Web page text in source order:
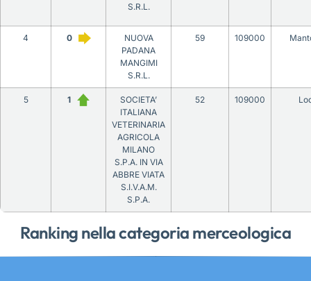
Ranking nella categoria merceologica
S.R.L.
4 0
NUOVA
PADANA
MANGIMI
S.R.L.
59 109000
5 1
SOCIETA’
ITALIANA
VETERINARIA
AGRICOLA
MILANO
S.P.A. IN VIA
ABBRE VIATA
S.I.V.A.M.
S.P.A.
52 109000